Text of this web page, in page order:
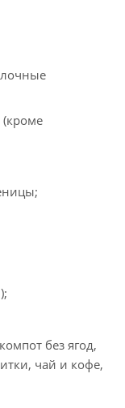
без ягод,
чай и кофе,